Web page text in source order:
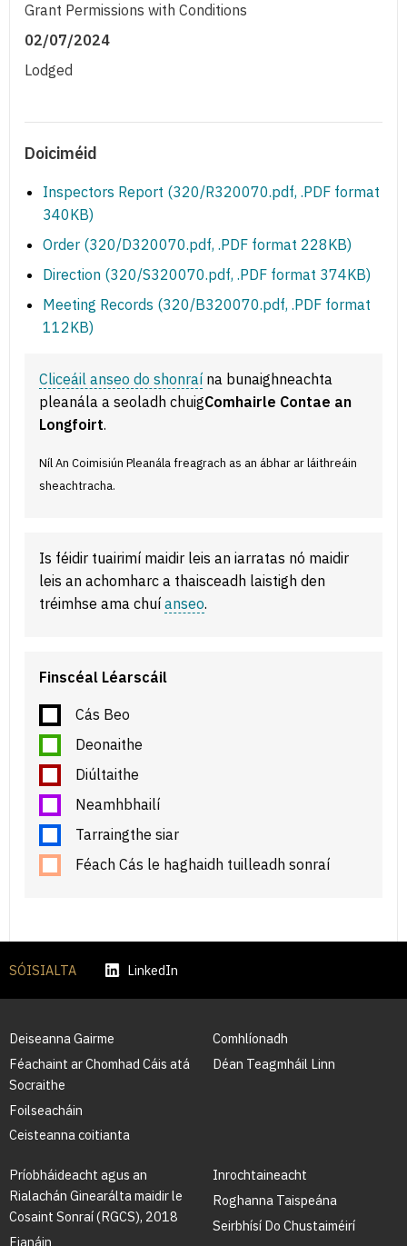
Grant Permissions with Conditions
02/07/2024
Lodged
Doiciméid
Inspectors Report (320/R320070.pdf, .PDF format
340KB)
Order (320/D320070.pdf, .PDF format 228KB)
Direction (320/S320070.pdf, .PDF format 374KB)
Meeting Records (320/B320070.pdf, .PDF format
112KB)
Cliceáil anseo do shonraí na bunaighneachta
pleanála a seoladh chuigComhairle Contae an
Longfoirt.
Níl An Coimisiún Pleanála freagrach as an ábhar ar láithreáin
sheachtracha.
Is féidir tuairimí maidir leis an iarratas nó maidir
leis an achomharc a thaisceadh laistigh den
tréimhse ama chuí anseo.
Finscéal Léarscáil
Cás Beo
Deonaithe
Diúltaithe
Neamhbhailí
Tarraingthe siar
Féach Cás le haghaidh tuilleadh sonraí
SÓISIALTA LinkedIn
Deiseanna Gairme
Féachaint ar Chomhad Cáis atá
Socraithe
Foilseacháin
Ceisteanna coitianta
Comhlíonadh
Déan Teagmháil Linn
Príobháideacht agus an
Rialachán Ginearálta maidir le
Cosaint Sonraí (RGCS), 2018
Fianáin
Inrochtaineacht
Roghanna Taispeána
Seirbhísí Do Chustaiméirí